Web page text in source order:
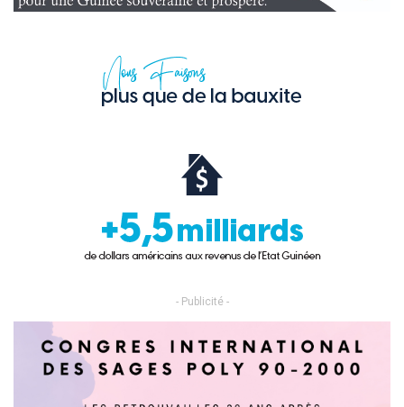
- Publicité -